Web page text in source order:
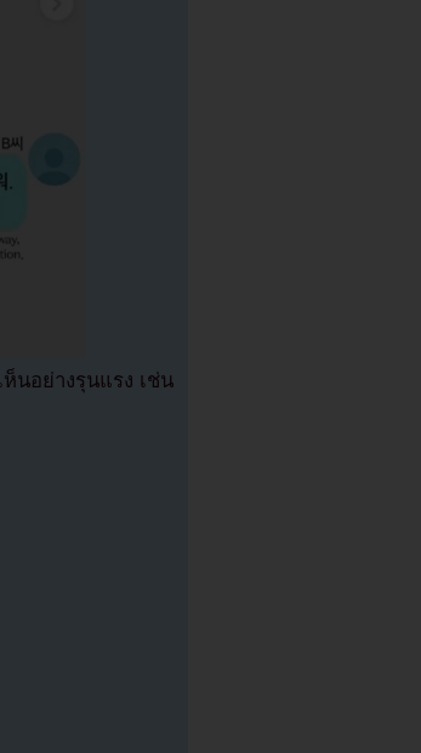
นอย่างรุนแรง เช่น